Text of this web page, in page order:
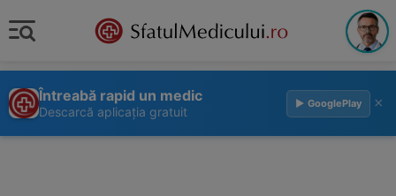
Întreabă rapid un medic
Descarcă aplicația gratuit
▶ GooglePlay ×